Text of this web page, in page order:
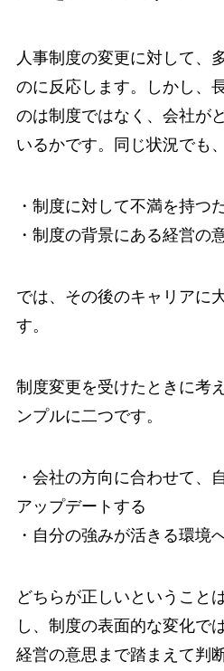
人事制度の変更に対して、
のに反応します。しかし、
のは制度ではなく、会社が
いるかです。同じ状況でも、
・制度に対して不満を持つ
・制度の背景にある経営の
では、その後のキャリアに
す。
制度変更を受けたときに考
ンプルに二つです。
・会社の方向に合わせて、
アップデートする
・自分の強みが活きる環境
どちらが正しいということ
し、制度の表面的な変化で
経営の意思まで踏まえて判